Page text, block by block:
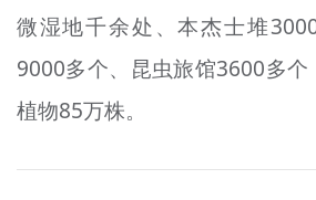
微湿地千余处、本杰士堆
9000多个、昆虫旅馆3600多个
植物85万株。